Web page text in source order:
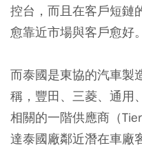
控台，而且在客戶短鏈
愈靠近市場與客戶愈好。
而泰國是東協的汽車製
稱，豐田、三菱、通用
相關的一階供應商（
達泰國廠鄰近潛在車廠